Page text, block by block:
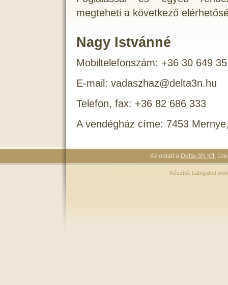
megteheti a következő
Nagy Istvánné
Mobiltelefonszám: +36 30 649
E-mail: vadaszhaz@delta3n.hu
Telefon, fax: +36 82 686 333
A vendégház címe: 7453
Az oldalt a Delta-3N Kft.
Készítő: Látogatott